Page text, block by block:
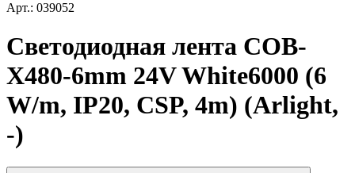
Арт.: 039052
Светодиодная лента COB-
X480-6mm 24V White6000 (6
W/m, IP20, CSP, 4m) (Arlight,
-)